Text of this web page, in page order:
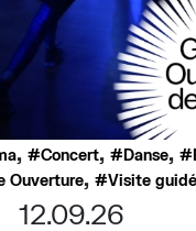
, Concert, Danse,
Ouverture, Visite
12.09.26